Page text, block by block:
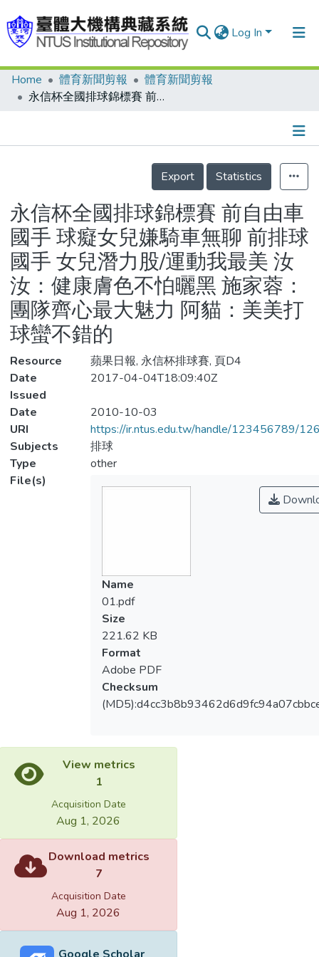
Log In
Communities & Collections
Statistics
Home 體育新聞剪報
體育新聞剪報
永信杯全國排球錦標賽 前自由車國手 球癡女兒嫌騎車無聊 前排球國手 女兒潛力股/運動我最美 汝汝：健康膚色不怕曬黑 施家蓉：團隊齊心最大魅力 阿貓：美美打球蠻不錯的
Details
Export
Statistics
永信杯全國排球錦標賽 前自由車
國手 球癡女兒嫌騎車無聊 前排球
國手 女兒潛力股/運動我最美 汝
汝：健康膚色不怕曬黑 施家蓉：
團隊齊心最大魅力 阿貓：美美打
球蠻不錯的
Resource
蘋果日報, 永信杯排球賽, 頁D4
Date
Issued
2017-04-04T18:09:40Z
Date
2010-10-03
URI
https://ir.ntus.edu.tw/handle/123456789/
Subjects
排球
Type
other
File(s)
Name
01.pdf
Size
221.62 KB
Format
Adobe PDF
Checksum
View metrics
1
Acquisition Date
Aug 1, 2026
Download metrics
7
Acquisition Date
Aug 1, 2026